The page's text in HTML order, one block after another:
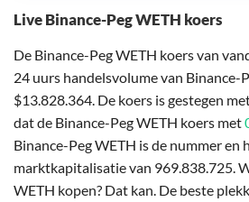
Live Binance-Peg WETH koers
De Binance-Peg WETH koers van
24 uurs handelsvolume van Binance-
$13.828.364. De koers is gestegen
dat de Binance-Peg WETH koers met
Binance-Peg WETH is de nummer en
marktkapitalisatie van 969.838.725.
WETH kopen? Dat kan. De beste